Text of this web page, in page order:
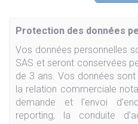
Protection des données
Vos données personnelles
SAS et seront conservées
de 3 ans. Vos données
la relation commerciale
demande et l’envoi
reporting, la conduite